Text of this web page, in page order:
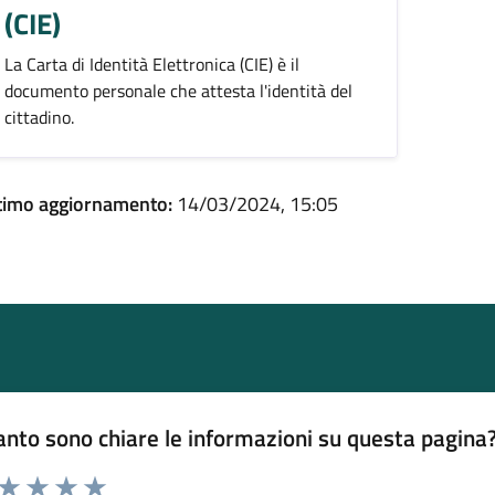
(CIE)
La Carta di Identità Elettronica (CIE) è il
documento personale che attesta l'identità del
cittadino.
aggiornamento: 14/03/2024, 15:05
sono chiare le informazioni su questa
da 1 a 5 stelle la pagina